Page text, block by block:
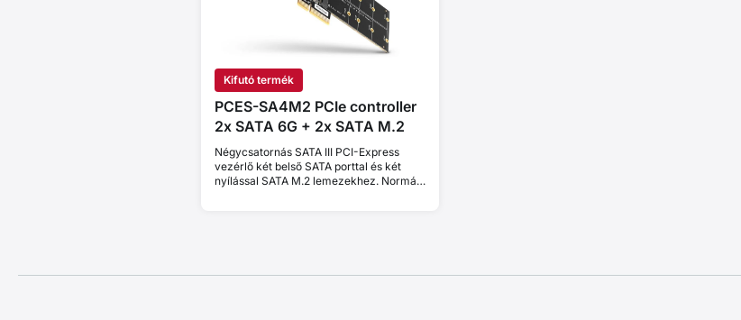
Kifutó termék
PCES-SA4M2 PCIe controller
2x SATA 6G + 2x SATA M.2
Négycsatornás SATA III PCI-Express
vezérlő két belső SATA porttal és két
nyílással SATA M.2 lemezekhez. Normál